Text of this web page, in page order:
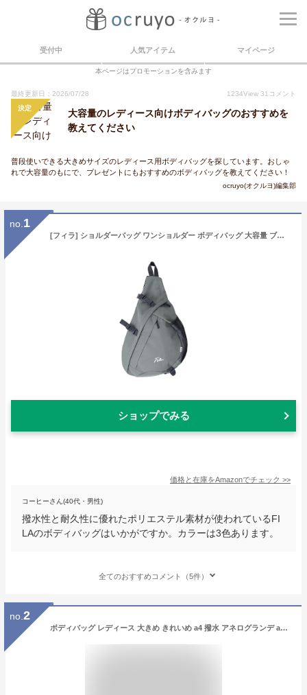
受付中 人気アイテム マイページ
本ページはプロモーションを含みます
最終更新日：2026/07/28 1234View 31 コメント
決定
大容量のレディース向けボディバッグのおすすめを
教えてください
普段使いできる大きめサイズのレディース用ボディバッグを探しています。おしゃ
れで大容量のもにで、プレゼントにもおすすめのボディバッグを教えてください！
ocruyo(オクルヨ)編集部
no. 1
[フィラ] ショルダーバッグ ワンショルダー ボディバッグ 大容量 ブランド メンズ レディース しょるだーばっぐ 多機能 通学 通勤 斜めがけ 軽量 軽い カジュアル 学生 おでかけ プレゼント ギフト お祝い 通販 fm2441 グレー
ショップでみる
価格と在庫をAmazonでチェック >>
コーヒーさん(40代・男性)
撥水性と耐久性に優れたポリエステル素材が使われているFI
LAのボディバッグはいかがですか。カラーは3色あります。
全てのおすすめコメント（5件）
no. 2
ボディバッグ レディース 大きめ きれいめ a4 撥水 アネログランデ anello キッズ 中学生 大容量 ブランド スポーツ ワンショルダーバッグ 通勤 自転車